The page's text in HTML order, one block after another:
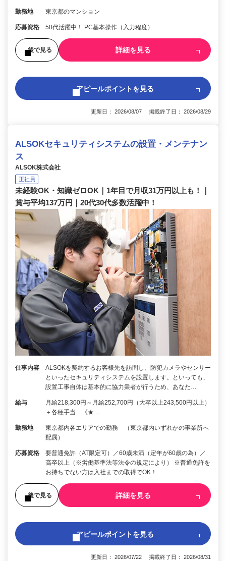
勤務地 東京都のマンション
応募資格 50代活躍中！ PC基本操作（入力程度）
後で見る 詳細を見る
アピールポイントを見る
更新日： 2026/08/07 掲載終了日： 2026/08/29
ALSOKセキュリティシステムの設置・メンテナン
ス
ALSOK株式会社
正社員
未経験OK・知識ゼロOK｜1年目で月収31万円以上も！｜
賞与平均137万円｜20代30代多数活躍中！
仕事内容
ALSOKを契約するお客様先を訪問し、防犯カメラやセンサー
といったセキュリティシステムを設置します。といっても、
設置工事自体は基本的に協力業者が行うため、あなた…
給与
月給218,300円～月給252,700円（大卒以上243,500円以上）
＋各種手当 《★…
勤務地
東京都内各エリアでの勤務 （東京都内いずれかの事業所へ
配属）
応募資格
要普通免許（AT限定可）／60歳未満（定年が60歳の為）／
高卒以上（※労働基準法等法令の規定により） ※普通免許を
お持ちでない方は入社までの取得でOK！
後で見る 詳細を見る
アピールポイントを見る
更新日： 2026/07/22 掲載終了日： 2026/08/31